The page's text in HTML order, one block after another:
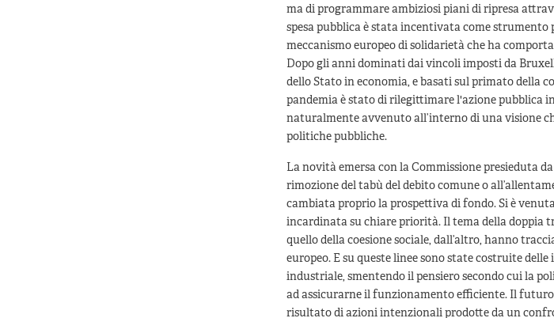
ma di programmare ambiziosi piani di ripresa
spesa pubblica è stata incentivata come
meccanismo europeo di solidarietà che ha
Dopo gli anni dominati dai vincoli imposti da
dello Stato in economia, e basati sul primato della
pandemia è stato di rilegittimare l'azione pubblica in
naturalmente avvenuto all’interno di una visione
politiche pubbliche.
La novità emersa con la Commissione presieduta
rimozione del tabù del debito comune o
cambiata proprio la prospettiva di fondo. Si è
incardinata su chiare priorità. Il tema della doppia
quello della coesione sociale, dall’altro, hanno
europeo. E su queste linee sono state costruite
industriale, smentendo il pensiero secondo cui la
ad assicurarne il funzionamento efficiente. Il
risultato di azioni intenzionali prodotte da un